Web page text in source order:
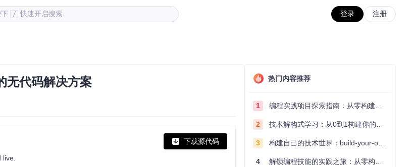
/ 快速开启搜索 登录 注册
无代码解决方案
下载源代码
热门内容推荐
1 编程实践项目探索指南：从零构建技术能力体系
2 技术解构式学习：从0到1构建你的编程知识体系
3 构建自己的技术世界：build-your-own-x项目的实践探索指南
4 解锁编程技能的实践之旅：从零构建你的技术世界